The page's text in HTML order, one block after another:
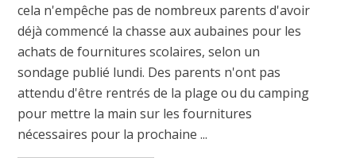
cela n'empêche pas de nombreux parents d'avoir
déjà commencé la chasse aux aubaines pour les
achats de fournitures scolaires, selon un
sondage publié lundi. Des parents n'ont pas
attendu d'être rentrés de la plage ou du camping
pour mettre la main sur les fournitures
nécessaires pour la prochaine ...